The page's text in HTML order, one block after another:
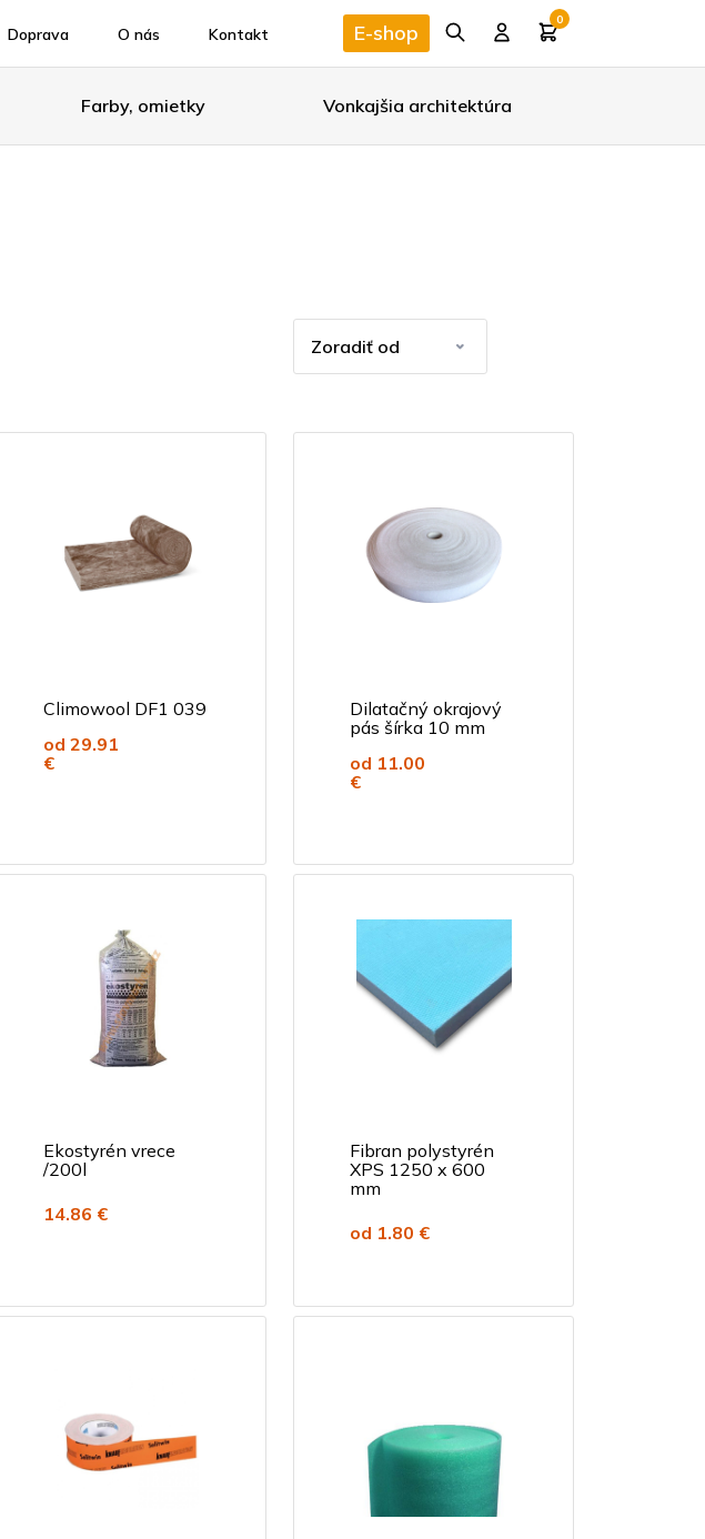
Doprava O nás Kontakt E-shop
0
Farby, omietky Vonkajšia architektúra
Climowool DF1 039
od 29.91
€
Dilatačný okrajový
pás šírka 10 mm
od 11.00
€
Ekostyrén vrece
/200l
14.86 €
Fibran polystyrén
XPS 1250 x 600
mm
od 1.80 €